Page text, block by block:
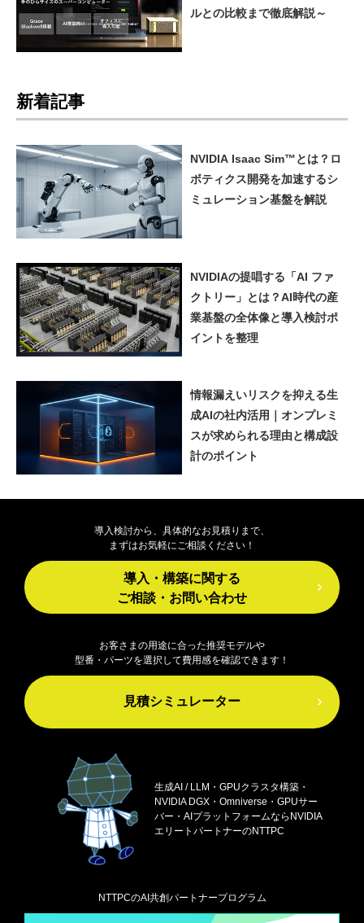
ルとの比較まで徹底解説～
新着記事
NVIDIA Isaac Sim™とは？ロ
ボティクス開発を加速するシ
ミュレーション基盤を解説
NVIDIAの提唱する「AI ファ
クトリー」とは？AI時代の産
業基盤の全体像と導入検討ポ
イントを整理
情報漏えいリスクを抑える生
成AIの社内活用｜オンプレミ
スが求められる理由と構成設
計のポイント
導入検討から、具体的なお見積りまで、
まずはお気軽にご相談ください！
導入・構築に関する
ご相談・お問い合わせ
お客さまの用途に合った推奨モデルや
型番・パーツを選択して費用感を確認できます！
見積シミュレーター
生成AI / LLM・GPUクラスタ構築・
NVIDIA DGX・ Omniverse・GPUサー
バー・AIプラットフォームなら NVIDIA
エリートパートナーのNTTPC
NTTPCのAI共創パートナープログラム